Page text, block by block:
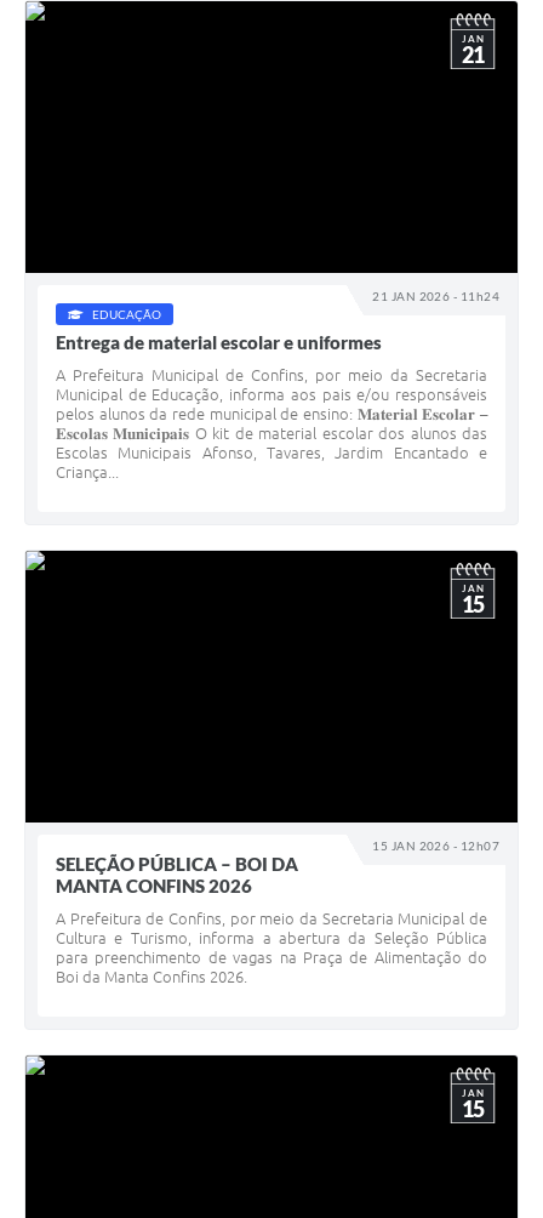
21 JAN 2026 - 11h24
JAN
21
EDUCAÇÃO
Entrega de material escolar e uniformes
A Prefeitura Municipal de Confins, por meio da Secretaria
Municipal de Educação, informa aos pais e/ou responsáveis
pelos alunos da rede municipal de ensino: 𝐌𝐚𝐭𝐞𝐫𝐢𝐚𝐥 𝐄𝐬𝐜𝐨𝐥𝐚𝐫 –
𝐄𝐬𝐜𝐨𝐥𝐚𝐬 𝐌𝐮𝐧𝐢𝐜𝐢𝐩𝐚𝐢𝐬 O kit de material escolar dos alunos das
Escolas Municipais Afonso, Tavares, Jardim Encantado e
Criança...
15 JAN 2026 - 12h07
JAN
15
SELEÇÃO PÚBLICA – BOI DA
MANTA CONFINS 2026
A Prefeitura de Confins, por meio da Secretaria Municipal de
Cultura e Turismo, informa a abertura da Seleção Pública
para preenchimento de vagas na Praça de Alimentação do
Boi da Manta Confins 2026.
JAN
15